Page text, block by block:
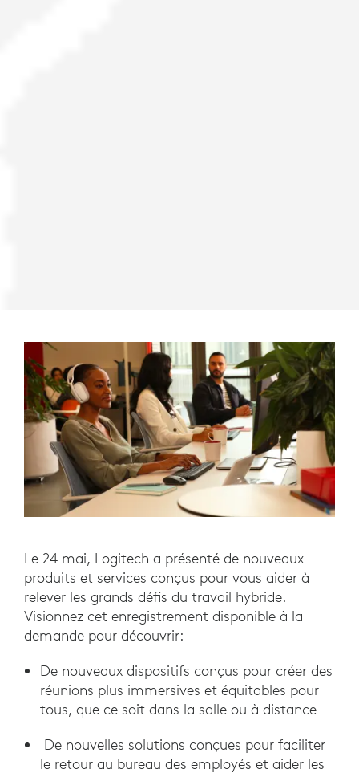
Le 24 mai, Logitech a présenté de nouveaux
produits et services conçus pour vous aider à
relever les grands défis du travail hybride.
Visionnez cet enregistrement disponible à la
demande pour découvrir:
De nouveaux dispositifs conçus pour créer des
réunions plus immersives et équitables pour
tous, que ce soit dans la salle ou à distance
De nouvelles solutions conçues pour faciliter
le retour au bureau des employés et aider les